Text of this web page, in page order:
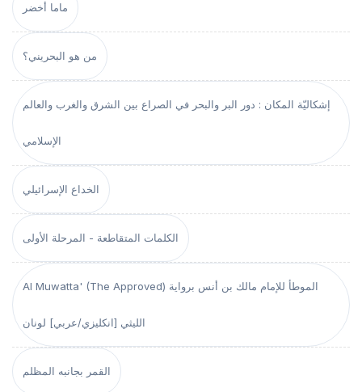
ماما أخضر
من هو البحريني؟
إشكاليّة المكان : دور البر والبحر في الصراع بين الشرق والغرب والعالم
الإسلامي
الخداع الإسرائيلي
الكلمات المتقاطعة - المرحلة الأولى
Al Muwatta' (The Approved) الموطأ للإمام مالك بن أنس برواية
الليثي [انكليزي/عربي] لونان
القمر بجانبه المظلم